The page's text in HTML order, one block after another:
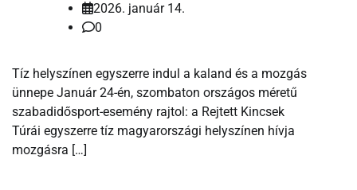
2026. január 14.
0
Tíz helyszínen egyszerre indul a kaland és a mozgás
ünnepe Január 24-én, szombaton országos méretű
szabadidősport-esemény rajtol: a Rejtett Kincsek
Túrái egyszerre tíz magyarországi helyszínen hívja
mozgásra […]